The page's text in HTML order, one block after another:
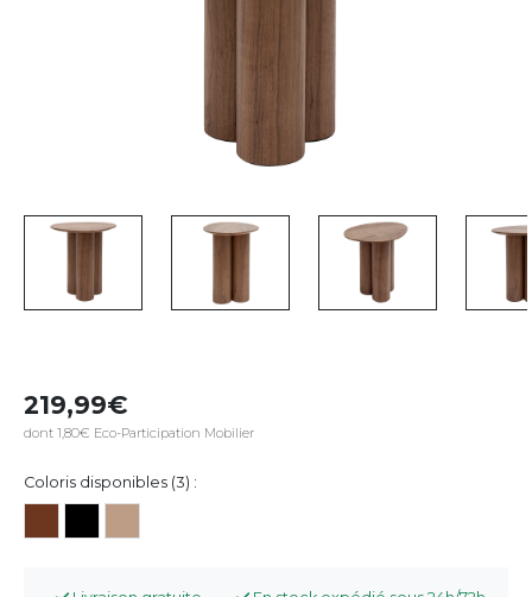
219,99
dont 1,80€ Eco-Participation Mobilier
Coloris disponibles (3) :